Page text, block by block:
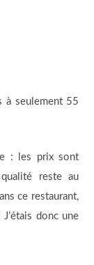
à seulement 55
: les prix sont
reste au
ce restaurant,
donc une